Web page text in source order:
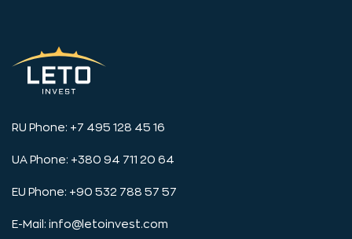
RU Phone: +7 495 128 45 16
UA Phone: +380 94 711 20 64
EU Phone: +90 532 788 57 57
E-Mail: info@letoinvest.com